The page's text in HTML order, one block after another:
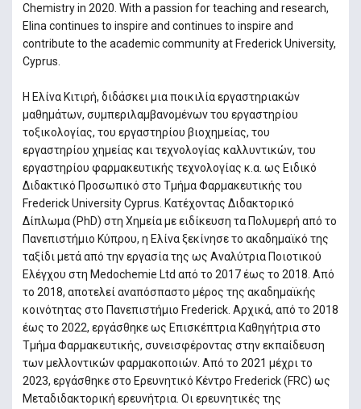
Chemistry in 2020. With a passion for teaching and research,
Elina continues to inspire and continues to inspire and
contribute to the academic community at Frederick University,
Cyprus.
Η Ελίνα Κιτιρή, διδάσκει μια ποικιλία εργαστηριακών
μαθημάτων, συμπεριλαμβανομένων του εργαστηρίου
τοξικολογίας, του εργαστηρίου βιοχημείας, του
εργαστηρίου χημείας και τεχνολογίας καλλυντικών, του
εργαστηρίου φαρμακευτικής τεχνολογίας κ.α. ως Ειδικό
Διδακτικό Προσωπικό στο Τμήμα Φαρμακευτικής του
Frederick University Cyprus. Κατέχοντας Διδακτορικό
Δίπλωμα (PhD) στη Χημεία με ειδίκευση τα Πολυμερή από το
Πανεπιστήμιο Κύπρου, η Ελίνα ξεκίνησε το ακαδημαϊκό της
ταξίδι μετά από την εργασία της ως Αναλύτρια Ποιοτικού
Ελέγχου στη Medochemie Ltd από το 2017 έως το 2018. Από
το 2018, αποτελεί αναπόσπαστο μέρος της ακαδημαϊκής
κοινότητας στο Πανεπιστήμιο Frederick. Αρχικά, από το 2018
έως το 2022, εργάσθηκε ως Επισκέπτρια Καθηγήτρια στο
Τμήμα Φαρμακευτικής, συνεισφέροντας στην εκπαίδευση
των μελλοντικών φαρμακοποιών. Από το 2021 μέχρι το
2023, εργάσθηκε στο Ερευνητικό Κέντρο Frederick (FRC) ως
Μεταδιδακτορική ερευνήτρια. Οι ερευνητικές της